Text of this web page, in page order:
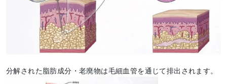
分解された脂肪成分・老廃物は毛細血管を通じて排出されます。